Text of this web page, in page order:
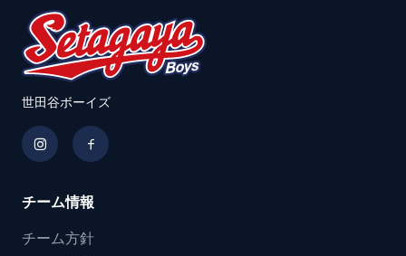
世田谷ボーイズ
チーム情報
チーム方針